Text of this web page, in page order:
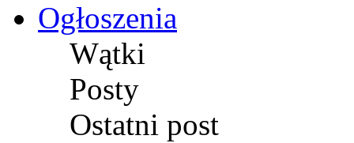
Ogłoszenia
Wątki
Posty
Ostatni post